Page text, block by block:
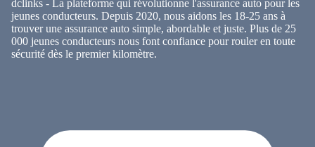
dclinks - La plateforme qui révolutionne l'assurance auto pour les
jeunes conducteurs. Depuis 2020, nous aidons les 18-25 ans à
trouver une assurance auto simple, abordable et juste. Plus de 25
000 jeunes conducteurs nous font confiance pour rouler en toute
sécurité dès le premier kilomètre.